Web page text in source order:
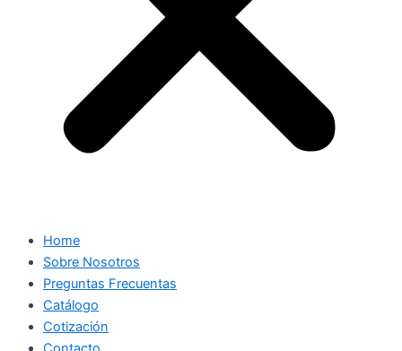
Home
Sobre Nosotros
Preguntas Frecuentas
Catálogo
Cotización